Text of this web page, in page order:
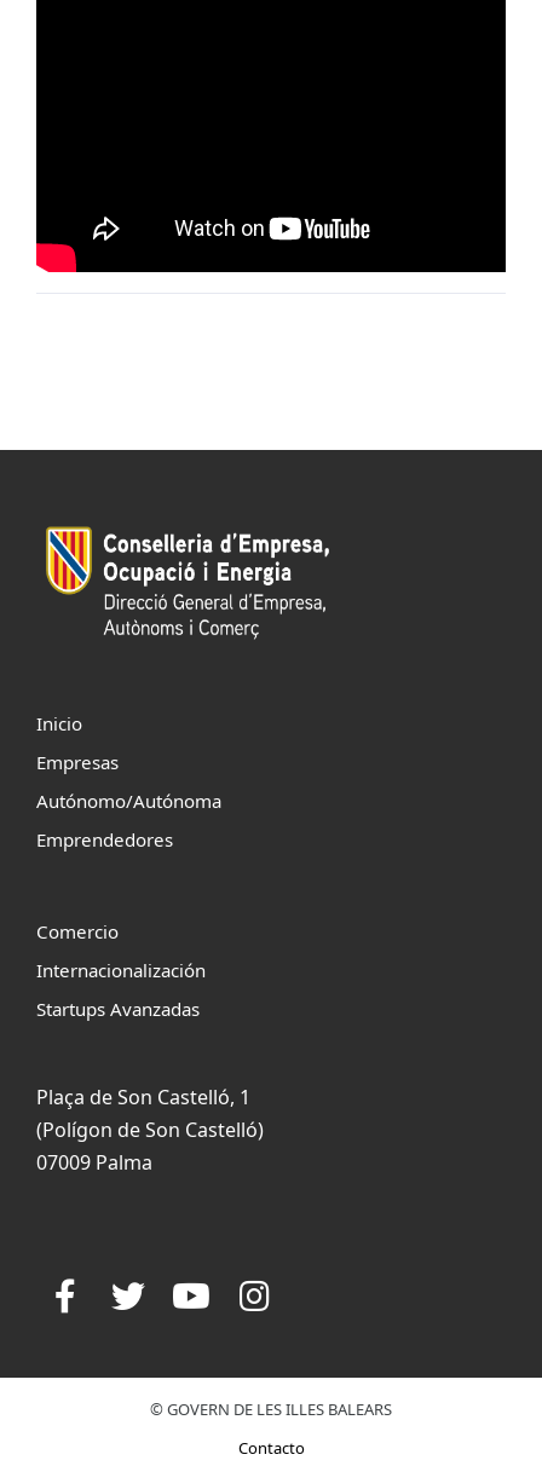
Inicio
Empresas
Autónomo/Autónoma
Emprendedores
Comercio
Internacionalización
Startups Avanzadas
Plaça de Son Castelló, 1
(Polígon de Son Castelló)
07009 Palma
© GOVERN DE LES ILLES BALEARS
Contacto